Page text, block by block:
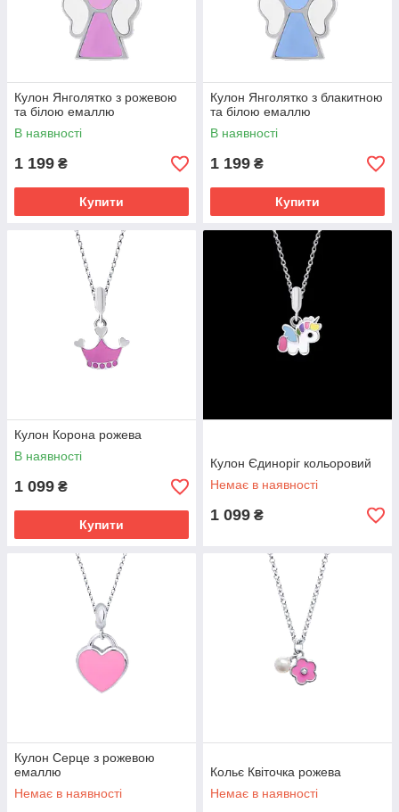
Кулон Янголятко з рожевою
та білою емаллю
В наявності
1 199 ₴
Купити
Кулон Янголятко з блакитною
та білою емаллю
В наявності
1 199 ₴
Купити
Кулон Корона рожева
В наявності
1 099 ₴
Купити
Кулон Єдиноріг кольоровий
Немає в наявності
1 099 ₴
Кулон Серце з рожевою
емаллю
Немає в наявності
Кольє Квіточка рожева
Немає в наявності